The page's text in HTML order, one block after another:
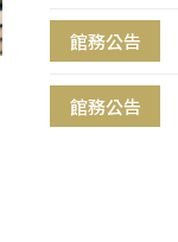
館務公告
館務公告